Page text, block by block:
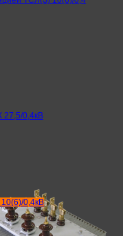
0,4кВ
0,4кВ